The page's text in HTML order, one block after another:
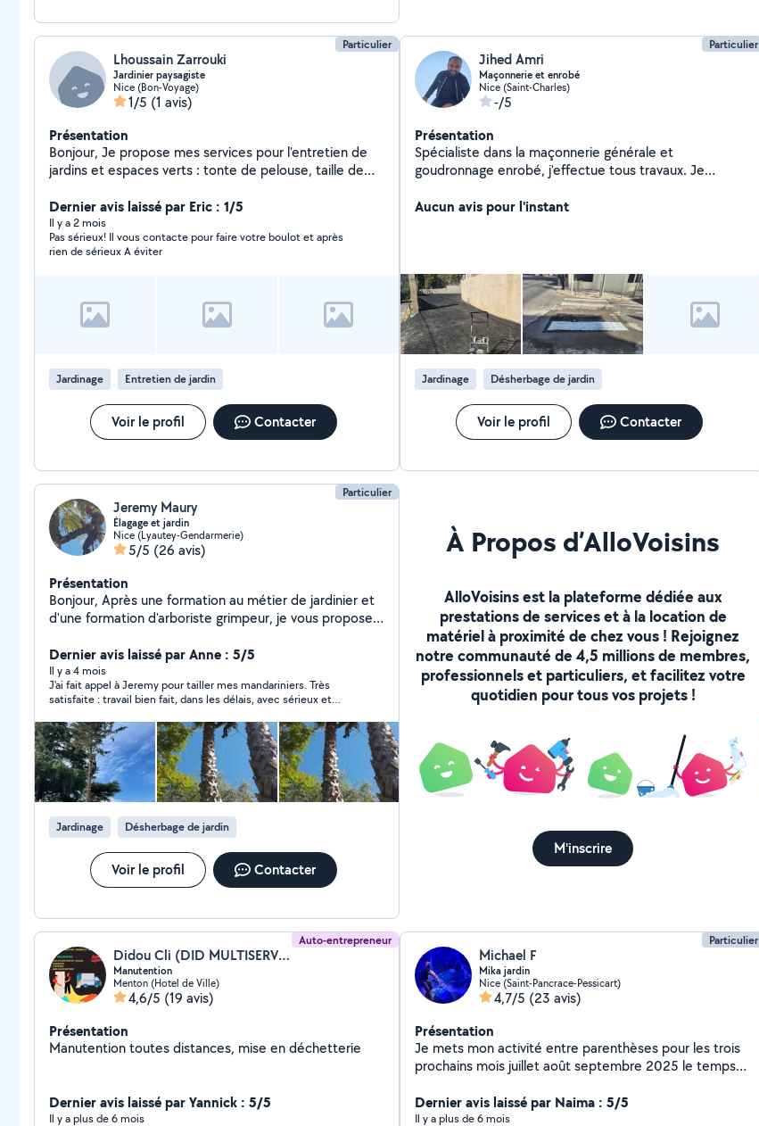
Particulier
Lhoussain Zarrouki
Jardinier paysagiste
Nice (Bon-Voyage)
1/5 (1 avis)
Présentation
Bonjour, Je propose mes services pour l'entretien de
jardins et espaces verts : tonte de pelouse, taille de
extérieur, évacuation des déchets verts et petits
travaux d'aménagement paysager. Sérieux, ponctuel et
soigneux, je travaille proprement et je m'adapte à
chaque demande : entretien régulier, remise en état
travail à effectuer et proposer un tarif clair selon la
surface, l'état du jardin et le type d'intervention.
pour une première estimation rapide.
Dernier avis laissé par Eric : 1/5
Il y a 2 mois
Pas sérieux! Il vous contacte pour faire votre boulot et après
rien de sérieux A éviter
Jardinage Entretien de jardin
Voir le profil Contacter
Particulier
Jihed Amri
Maçonnerie et enrobé
Nice (Saint-Charles)
-/5
Présentation
Spécialiste dans la maçonnerie générale et
goudronnage enrobé, j'effectue tous travaux. Je
Aucun avis pour l'instant
Jardinage Désherbage de jardin
Voir le profil Contacter
Particulier
Jeremy Maury
Élagage et jardin
Nice (Lyautey-Gendarmerie)
5/5 (26 avis)
Présentation
Bonjour, Après une formation au métier de jardinier et
d'une formation d'arboriste grimpeur, je vous propose
Dernier avis laissé par Anne : 5/5
Il y a 4 mois
J'ai fait appel à Jeremy pour tailler mes mandariniers. Très
satisfaite : travail bien fait, dans les délais, avec sérieux et
Jardinage Désherbage de jardin
Voir le profil Contacter
À Propos d’AlloVoisins
AlloVoisins est la plateforme dédiée aux
prestations de services et à la location de
matériel à proximité de chez vous ! Rejoignez
notre communauté de 4,5 millions de membres,
professionnels et particuliers, et facilitez votre
quotidien pour tous vos projets !
M'inscrire
Auto-entrepreneur
Didou Cli (DID MULTISERVICES)
Manutention
Menton (Hotel de Ville)
4,6/5 (19 avis)
Présentation
Manutention toutes distances, mise en déchetterie
Dernier avis laissé par Yannick : 5/5
Il y a plus de 6 mois
Particulier
Michael F
Mika jardin
Nice (Saint-Pancrace-Pessicart)
4,7/5 (23 avis)
Présentation
Je mets mon activité entre parenthèses pour les trois
prochains mois juillet août septembre 2025 le temps
très bientôt . Jardinier depuis presque 20 ans , je vous
propose mes services pour de l'élagage, de l'entretien-
Dernier avis laissé par Naima : 5/5
Il y a plus de 6 mois